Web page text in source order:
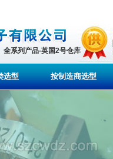
系列产品-英国2号仓库
选型 按制造商选型